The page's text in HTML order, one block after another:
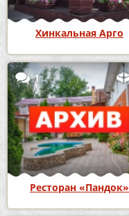
Хинкальная Арго
1
Ресторан «Пандок»